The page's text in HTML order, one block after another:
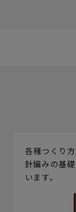
各種つくり
針編みの基
います。